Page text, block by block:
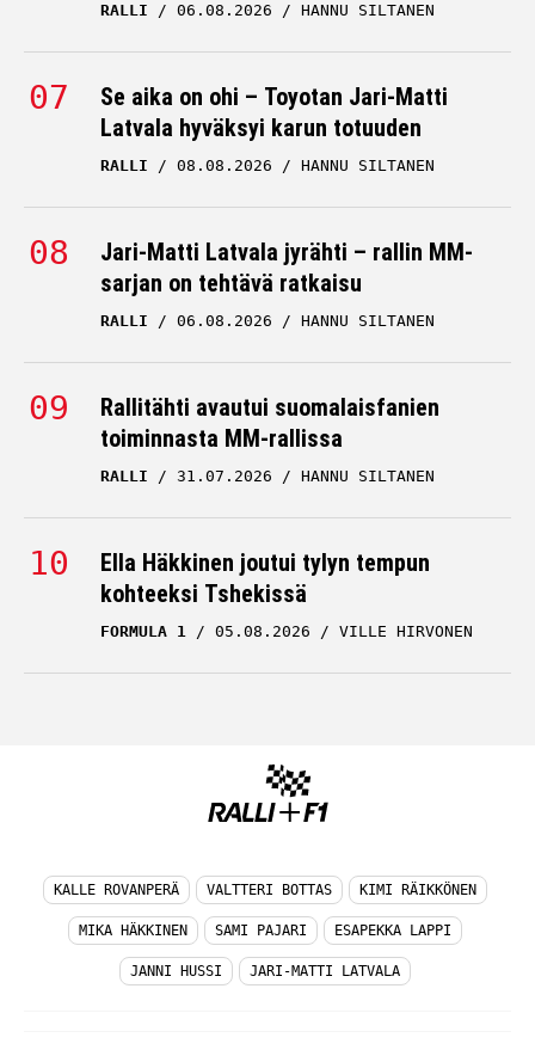
RALLI 06.08.2026 HANNU SILTANEN
Se aika on ohi – Toyotan Jari-Matti
Latvala hyväksyi karun totuuden
RALLI 08.08.2026 HANNU SILTANEN
Jari-Matti Latvala jyrähti – rallin MM-
sarjan on tehtävä ratkaisu
RALLI 06.08.2026 HANNU SILTANEN
Rallitähti avautui suomalaisfanien
toiminnasta MM-rallissa
RALLI 31.07.2026 HANNU SILTANEN
Ella Häkkinen joutui tylyn tempun
kohteeksi Tshekissä
FORMULA 1 05.08.2026 VILLE HIRVONEN
KALLE ROVANPERÄ VALTTERI BOTTAS KIMI RÄIKKÖNEN
MIKA HÄKKINEN SAMI PAJARI ESAPEKKA LAPPI
JANNI HUSSI JARI-MATTI LATVALA